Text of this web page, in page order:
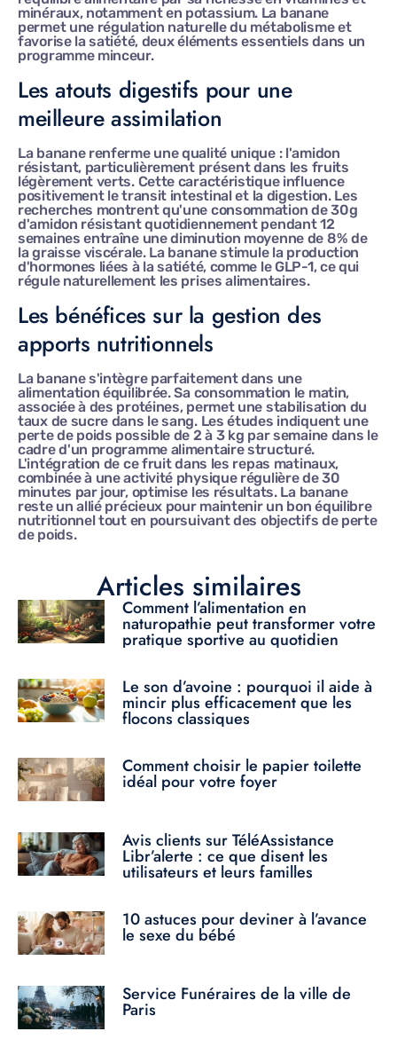
minéraux, notamment en potassium. La banane
permet une régulation naturelle du métabolisme et
favorise la satiété, deux éléments essentiels dans un
programme minceur.
Les atouts digestifs pour une
meilleure assimilation
La banane renferme une qualité unique : l'amidon
résistant, particulièrement présent dans les fruits
légèrement verts. Cette caractéristique influence
positivement le transit intestinal et la digestion. Les
recherches montrent qu'une consommation de 30g
d'amidon résistant quotidiennement pendant 12
semaines entraîne une diminution moyenne de 8% de
la graisse viscérale. La banane stimule la production
d'hormones liées à la satiété, comme le GLP-1, ce qui
régule naturellement les prises alimentaires.
Les bénéfices sur la gestion des
apports nutritionnels
La banane s'intègre parfaitement dans une
alimentation équilibrée. Sa consommation le matin,
associée à des protéines, permet une stabilisation du
taux de sucre dans le sang. Les études indiquent une
perte de poids possible de 2 à 3 kg par semaine dans le
cadre d'un programme alimentaire structuré.
L'intégration de ce fruit dans les repas matinaux,
combinée à une activité physique régulière de 30
minutes par jour, optimise les résultats. La banane
reste un allié précieux pour maintenir un bon équilibre
nutritionnel tout en poursuivant des objectifs de perte
de poids.
Articles similaires
Comment l’alimentation en
naturopathie peut transformer votre
pratique sportive au quotidien
Le son d’avoine : pourquoi il aide à
mincir plus efficacement que les
flocons classiques
Comment choisir le papier toilette
idéal pour votre foyer
Avis clients sur TéléAssistance
Libr’alerte : ce que disent les
utilisateurs et leurs familles
10 astuces pour deviner à l’avance
le sexe du bébé
Service Funéraires de la ville de
Paris